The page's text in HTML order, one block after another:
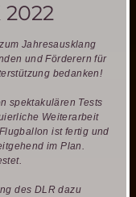
2022
Jahresausklang
und Förderern für
bedanken!
spektakulären Tests
Weiterarbeit
ist fertig und
im Plan.
des DLR dazu